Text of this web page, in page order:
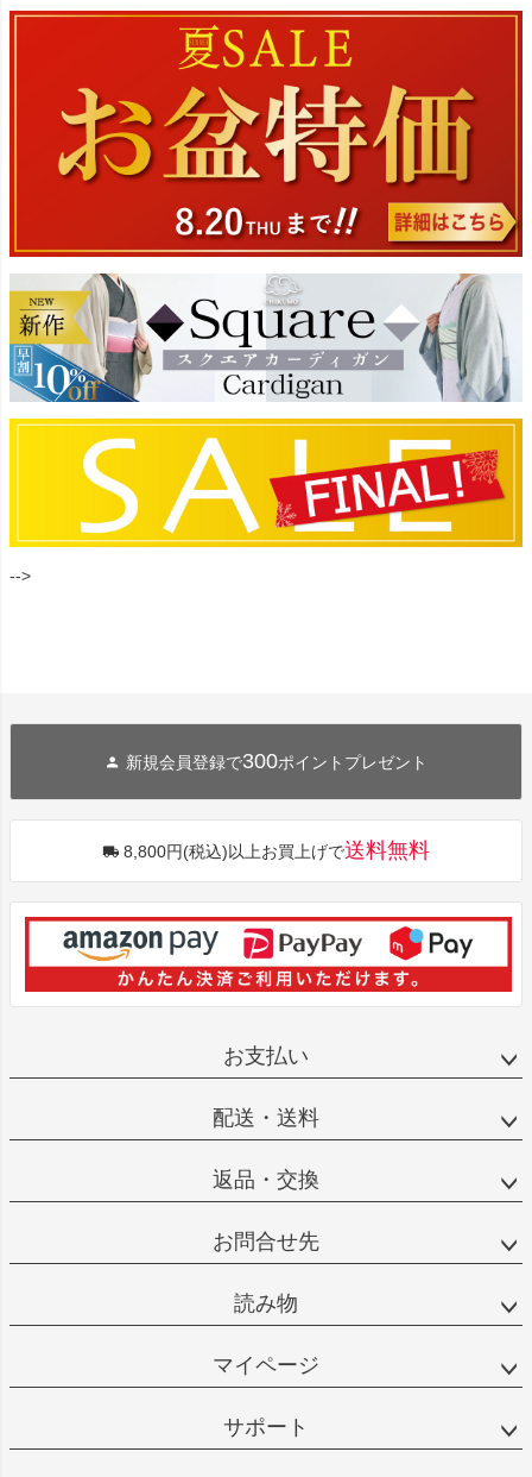
-->
新規会員登録で300ポイントプレゼント
8,800円(税込)以上お買上げで送料無料
お支払い
配送・送料
返品・交換
お問合せ先
読み物
マイページ
サポート